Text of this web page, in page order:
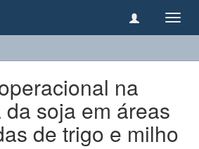
na
soja em áreas
de trigo e milho